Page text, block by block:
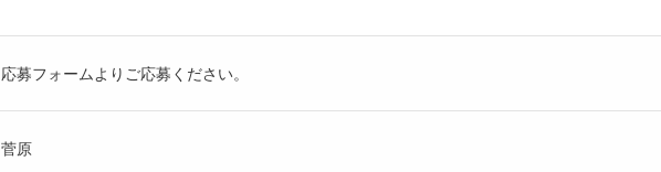
応募フォームよりご応募ください。
菅原